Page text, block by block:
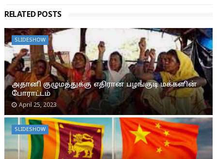
RELATED POSTS
SLIDESHOW
அதானி குழுமத்துக்கு எதிரான பழங்குடி மக்களின்
போராட்டம்
April 25, 2023
SLIDESHOW